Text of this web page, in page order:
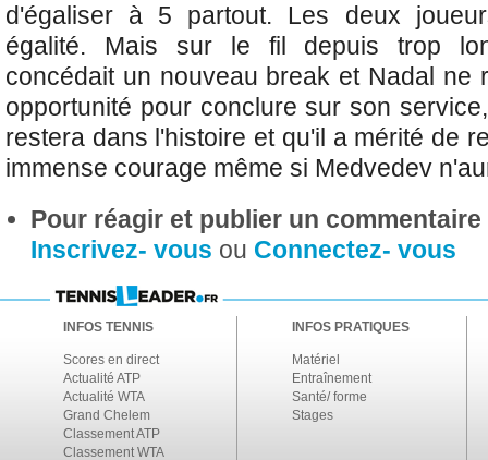
d'égaliser à 5 partout. Les deux
égalité. Mais sur le fil depuis trop
concédait un nouveau break et Nadal ne
opportunité pour conclure sur son
restera dans l'histoire et qu'il a mérité de
immense courage même si Medvedev
Pour réagir et publier un
Inscrivez- vous ou Connectez- vous
INFOS TENNIS
Scores en direct
Actualité ATP
Actualité WTA
Grand Chelem
Classement ATP
Classement WTA
INFOS PRATIQUES
Matériel
Entraînement
Santé/ forme
Stages